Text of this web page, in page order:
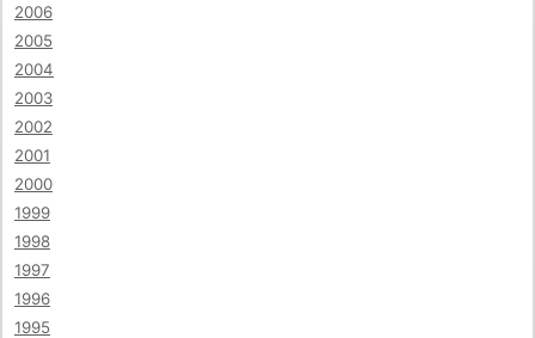
2006
2005
2004
2003
2002
2001
2000
1999
1998
1997
1996
1995